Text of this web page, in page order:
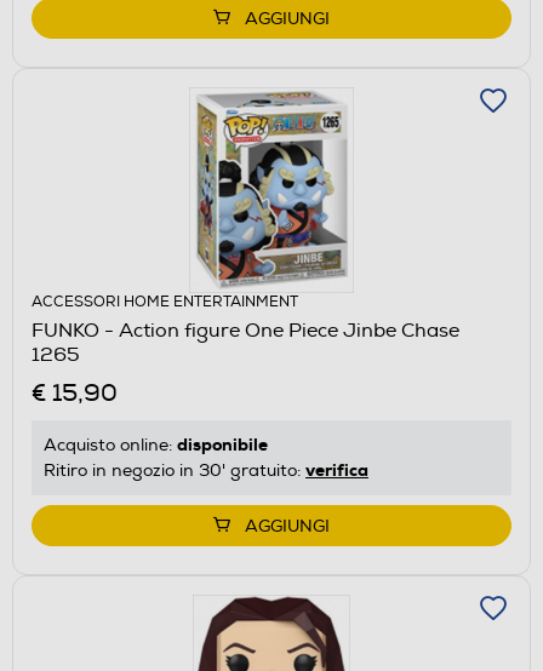
AGGIUNGI
ACCESSORI HOME ENTERTAINMENT
FUNKO - Action figure One Piece Jinbe Chase
1265
€ 15,90
Acquisto online: disponibile
Ritiro in negozio in 30' gratuito: verifica
AGGIUNGI